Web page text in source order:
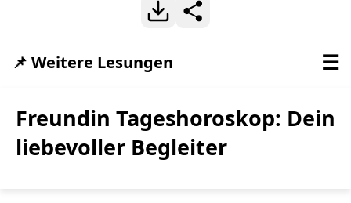
Freundin Tageshoroskop: Dein
liebevoller Begleiter
📌 Weitere Lesungen ☰